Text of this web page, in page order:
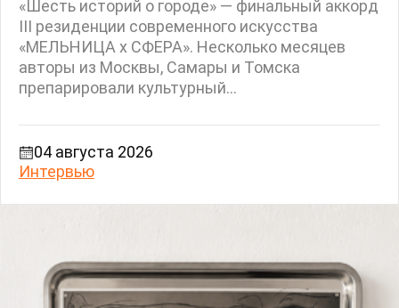
«Шесть историй о городе» — финальный аккорд
III резиденции современного искусства
«МЕЛЬНИЦА х СФЕРА». Несколько месяцев
авторы из Москвы, Самары и Томска
препарировали культурный...
04 августа 2026
Интервью